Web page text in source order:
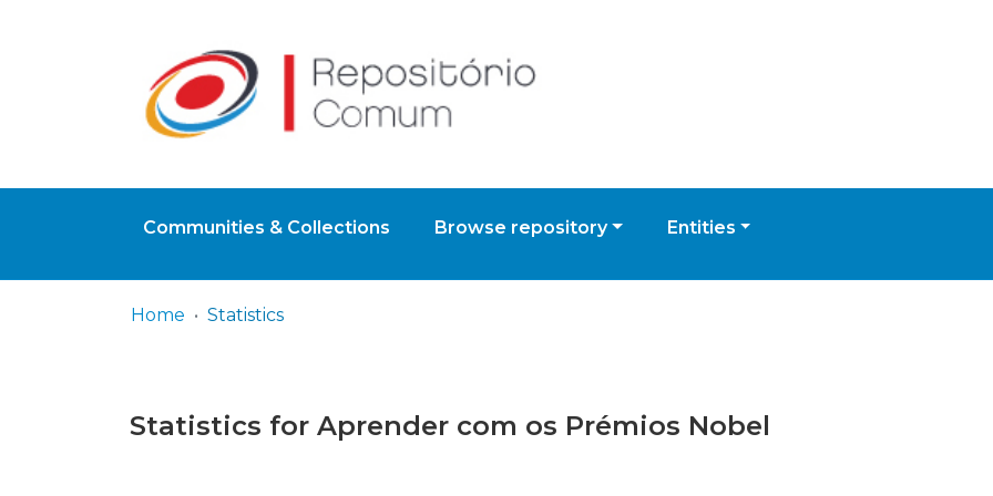
Communities & Collections Browse repository Entities
Home Statistics
Statistics for Aprender com os Prémios Nobel